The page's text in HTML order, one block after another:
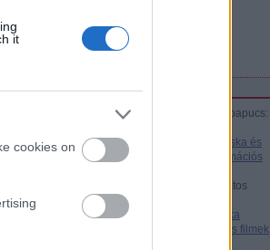
it
cookies on
Friss topikok
marlechka:
@pipacsaripacspapucs:
(2018.01.26. 14:51
Cseburáska és
Krokodil Géna - Az orosz animációs
Nemtudomka csodálatos
kalandjai volt életem első...
(2016.12.24. 03:21
Nyeznajka
kalandjai - az orosz animációs filmek